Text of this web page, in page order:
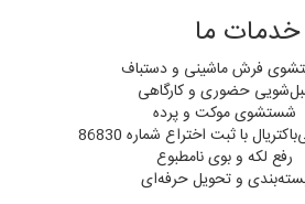
خدمات ما
فرش ماشینی و دستباف
حضوری و کارگاهی
شستشوی موکت و پرده
با ثبت اختراع شماره 86830
رفع لکه و بوی نامطبوع
و تحویل حرفه‌ای